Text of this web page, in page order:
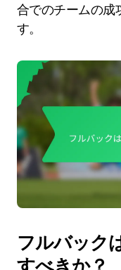
合でのチームの成
す。
フルバック
すべきか？